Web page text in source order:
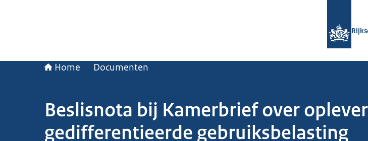
Home Documenten
Beslisnota bij Kamerbrief over
gedifferentieerde gebruiksbelasting